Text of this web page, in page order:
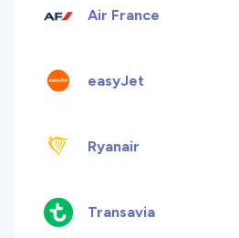
Air France
easyJet
Ryanair
Transavia